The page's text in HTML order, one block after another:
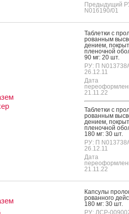
Предыдущий
N016190/01
Таб­летки с
рован­ным
де­ни­ем,
пле­ноч­ной
90 мг: 20 шт.
РУ: П N013738/
26.12.11
Дата
21.11.22
Таб­летки с
рован­ным
де­ни­ем,
пле­ноч­ной
180 мг: 30 шт.
РУ: П N013738/
26.12.11
Дата
21.11.22
Кап­су­лы
рован­но­го
180 мг: 30 шт.
РУ: ЛСР-